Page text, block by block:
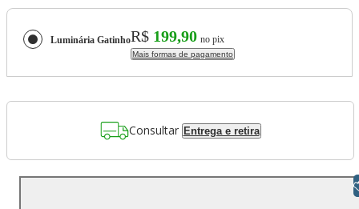
Luminária GatinhoR$ 199,90 no pix
Mais formas de pagamento
Consultar Entrega e retira